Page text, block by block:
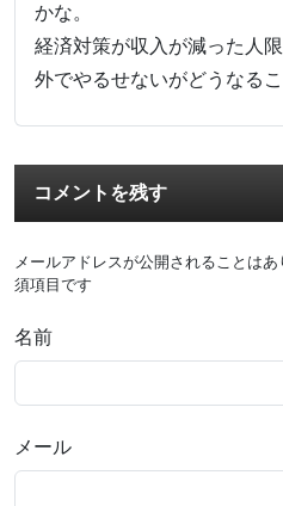
かな。
経済対策が収入が減った人
外でやるせないがどうなるこ
コメントを残す
メールアドレスが公開されることはあ
須項目です
名前
メール